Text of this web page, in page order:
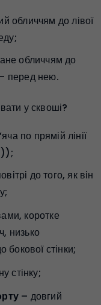
обличчям до лівої
обличчям до
– перед нею.
у сквоші?
по прямій лінії
до того, як він
коротке
низько
стінки;
стінку;
– довгий